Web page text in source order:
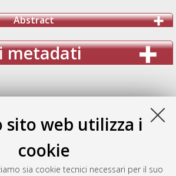
sito web utilizza i
cookie
sia cookie tecnici necessari per il suo
Abstract
metadati